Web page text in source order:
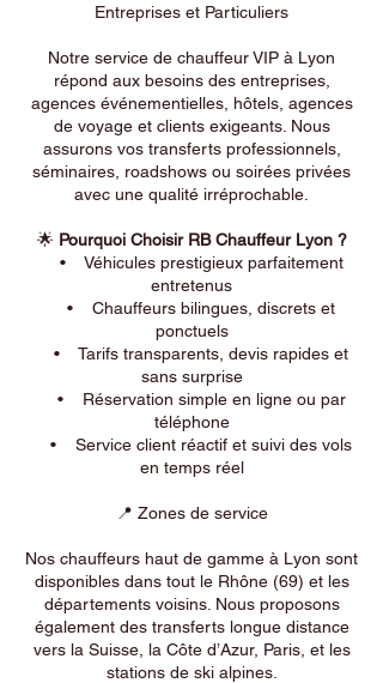
Entreprises et Particuliers
Notre service de chauffeur VIP à Lyon
répond aux besoins des entreprises,
agences événementielles, hôtels, agences
de voyage et clients exigeants. Nous
assurons vos transferts professionnels,
séminaires, roadshows ou soirées privées
avec une qualité irréprochable.
🌟 Pourquoi Choisir RB Chauffeur Lyon ?
• Véhicules prestigieux parfaitement
entretenus
• Chauffeurs bilingues, discrets et
ponctuels
• Tarifs transparents, devis rapides et
sans surprise
• Réservation simple en ligne ou par
téléphone
• Service client réactif et suivi des vols
en temps réel
📍 Zones de service
Nos chauffeurs haut de gamme à Lyon sont
disponibles dans tout le Rhône (69) et les
départements voisins. Nous proposons
également des transferts longue distance
vers la Suisse, la Côte d’Azur, Paris, et les
stations de ski alpines.